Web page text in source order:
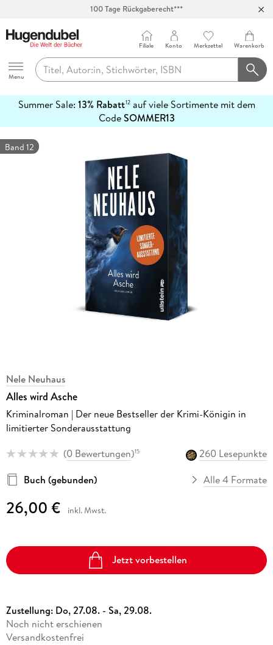
100 Tage Rückgaberecht***
Hugendubel
Menu
Filiale Konto Merkzettel Warenkorb
Summer Sale: 13% Rabatt12auf viele Sortimente mit dem
CodeSOMMER13
erfahren
Band 12
Nele Neuhaus
Alles wird Asche
Kriminalroman | Der neue Bestseller der Krimi-Königin in
limitierter Sonderausstattung
(0 Bewertungen)15
260 Lesepunkte
Buch (gebunden)
Alle 4 Formate
26,00 € inkl. Mwst.
Jetzt vorbestellen
Zustellung: Do, 27.08. - Sa, 29.08.
Noch nicht erschienen
Versandkostenfrei